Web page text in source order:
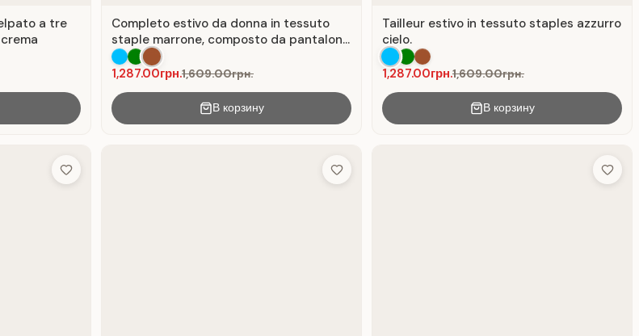
a tre
Completo estivo da donna in tessuto
staple marrone, composto da pantaloni,
top e cintura.
1,287.00грн.1,609.00грн.
В корзину
Tailleur estivo in tessuto staples azzurro
cielo.
1,287.00грн.1,609.00грн.
В корзину
Add to Wish List Add to Wish List Add to